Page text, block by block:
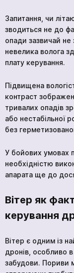
Запитання, чи
зводиться не до
опади зазвичай не
невелика волога
плату керування.
Підвищена
контраст
тривалих опадів
або нестабільної
без
У бойових умовах
необхідністю
апарата ще до
Вітер як
керування
Вітер є одним із
дронів, особливо
забудови. Пориви